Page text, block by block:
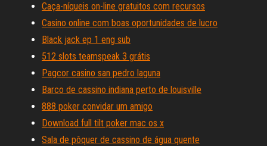
Caça-níqueis on-line gratuitos com recursos
Casino online com boas oportunidades de lucro
Black jack ep 1 eng sub
512 slots teamspeak 3 grátis
Pagcor casino san pedro laguna
Barco de cassino indiana perto de louisville
888 poker convidar um amigo
Download full tilt poker mac os x
Sala de pôquer de cassino de água quente